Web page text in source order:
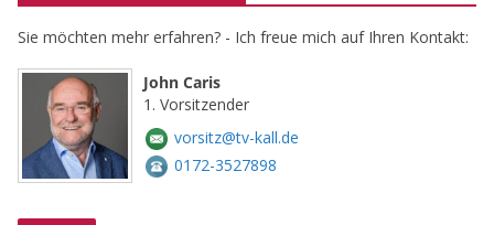
Sie möchten mehr erfahren? - Ich freue mich auf Ihren Kontakt:
John Caris
1. Vorsitzender
vorsitz@tv-kall.de
0172-3527898